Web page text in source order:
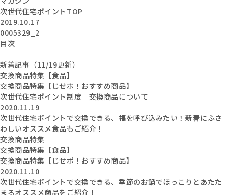
次世代住宅ポイントTOP
2019.10.17
0005329_2
目次
新着記事（11/19更新）
交換商品特集【食品】
交換商品特集【じせポ！おすすめ商品】
次世代住宅ポイント制度 交換商品について
2020.11.19
次世代住宅ポイントで交換できる、福を呼び込みたい！新春にふさ
わしいオススメ食品もご紹介！
交換商品特集
交換商品特集【食品】
交換商品特集【じせポ！おすすめ商品】
2020.11.10
次世代住宅ポイントで交換できる、季節のお鍋でほっこりとあたた
まるオススメ商品をご紹介！